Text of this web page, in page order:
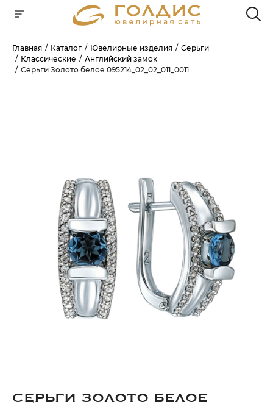
Главная Каталог Ювелирные изделия
Серьги
Классические
Английский замок
Серьги Золото белое 095214_02_02_011_0011
СЕРЬГИ ЗОЛОТО БЕЛОЕ
Для клиентов всех банков
ГРАФИК ПЛАТЕЖЕЙ
Добавляйте товары
в корзину
Получайте товар